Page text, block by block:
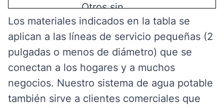
1800-1969
Otros sin
plomo
1%
Los materiales indicados en la tabla se
aplican a las líneas de servicio pequeñas (2
pulgadas o menos de diámetro) que se
conectan a los hogares y a muchos
negocios. Nuestro sistema de agua potable
también sirve a clientes comerciales que